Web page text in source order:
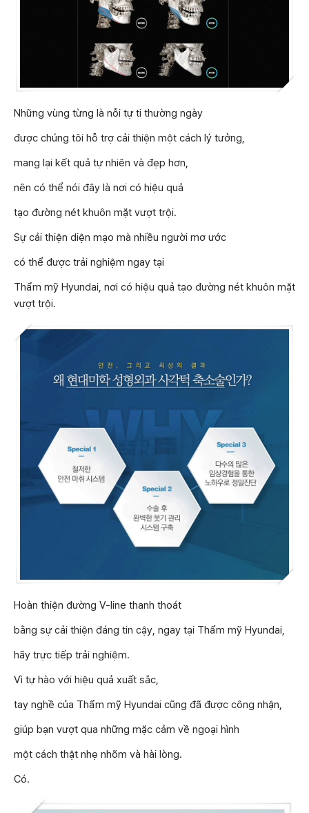
Những vùng từng là nỗi tự ti thường ngày
được chúng tôi hỗ trợ cải thiện một cách lý tưởng,
mang lại kết quả tự nhiên và đẹp hơn,
nên có thể nói đây là nơi có hiệu quả
tạo đường nét khuôn mặt vượt trội.
Sự cải thiện diện mạo mà nhiều người mơ ước
có thể được trải nghiệm ngay tại
Thẩm mỹ Hyundai, nơi có hiệu quả tạo đường nét khuôn mặt
vượt trội.
Hoàn thiện đường V-line thanh thoát
bằng sự cải thiện đáng tin cậy, ngay tại Thẩm mỹ Hyundai,
hãy trực tiếp trải nghiệm.
Vì tự hào với hiệu quả xuất sắc,
tay nghề của Thẩm mỹ Hyundai cũng đã được công nhận,
giúp bạn vượt qua những mặc cảm về ngoại hình
một cách thật nhẹ nhõm và hài lòng.
Có.